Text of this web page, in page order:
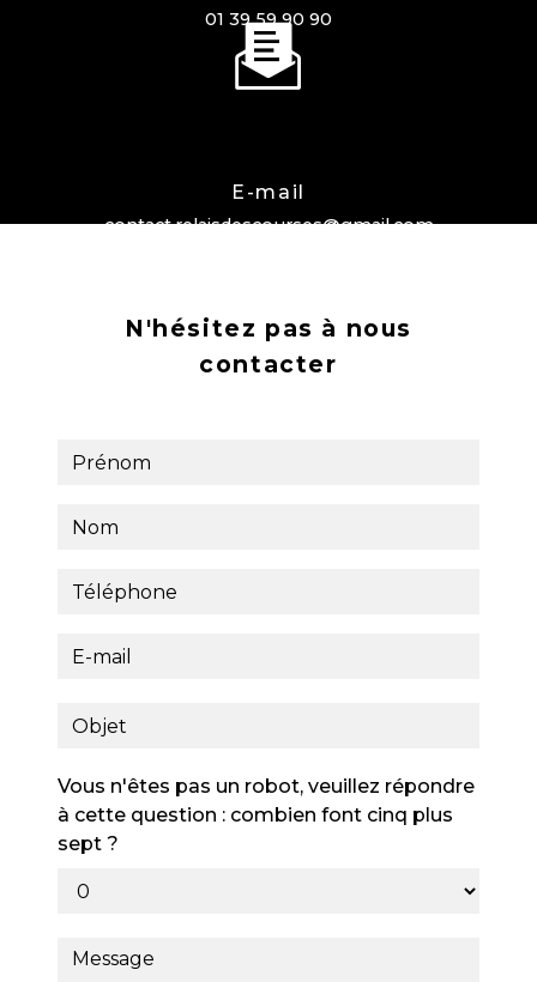
01 39 59 90 90
E-mail
contact.relaisdescourses@gmail.com
N'hésitez pas à nous
contacter
Vous n'êtes pas un robot, veuillez répondre
à cette question : combien font cinq plus
sept ?